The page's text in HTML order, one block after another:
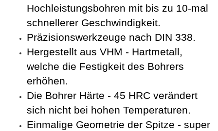
Hochleistungsbohren mit bis zu 10-mal
schnellerer Geschwindigkeit.
Präzisionswerkzeuge nach DIN 338.
Hergestellt aus VHM - Hartmetall,
welche die Festigkeit des Bohrers
erhöhen.
Die Bohrer Härte - 45 HRC verändert
sich nicht bei hohen Temperaturen.
Einmalige Geometrie der Spitze - super